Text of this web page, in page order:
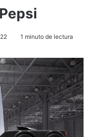
1 minuto de lectura